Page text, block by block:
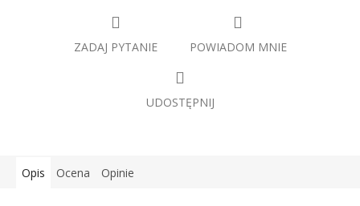
ZADAJ PYTANIE POWIADOM MNIE
UDOSTĘPNIJ
Opis Ocena Opinie